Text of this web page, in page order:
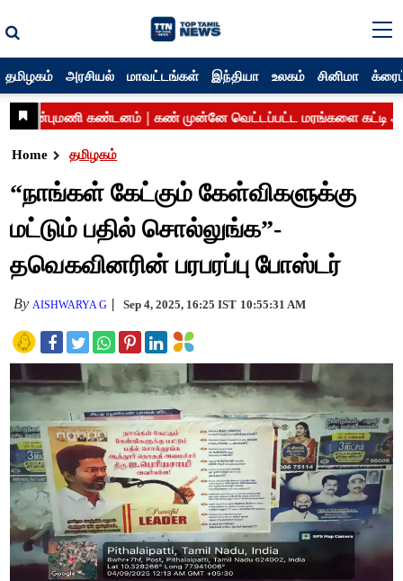
தமிழகம் அரசியல் மாவட்டங்கள் இந்தியா உலகம் சினிமா
Home தமிழகம்
“நாங்கள் கேட்கும் கேள்விகளுக்கு
மட்டும் பதில் சொல்லுங்க”-
தவெகவினரின் பரபரப்பு போஸ்டர்
By AISHWARYA G Sep 4, 2025, 16:25 IST 10:55:31 AM